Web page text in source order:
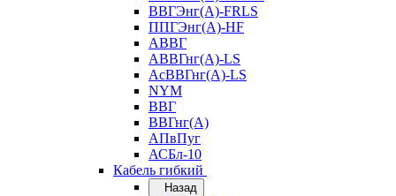
ВВГЭнг(А)-FRLS
ППГЭнг(А)-HF
АВВГ
АВВГнг(А)-LS
АсВВГнг(А)-LS
NYM
ВВГ
ВВГнг(А)
АПвПуг
АСБл-10
Кабель гибкий
Назад